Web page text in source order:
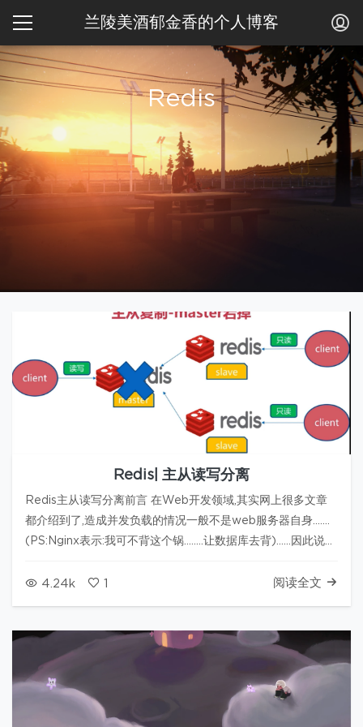
兰陵美酒郁金香的个人博客
Redis
Redis| 主从读写分离
Redis主从读写分离前言 在Web开发领域,其实网上很多文章
都介绍到了,造成并发负载的情况一般不是web服务器自身.......
(PS:Nginx表示:我可不背这个锅........让数据库去背)......因此说到
力,当然,如果是云计算服务…
4.24k 1 阅读全文